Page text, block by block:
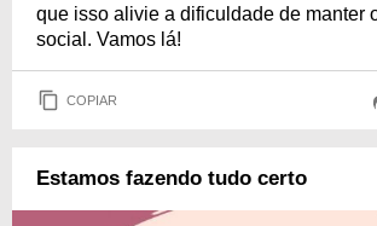
que isso alivie a dificuldade de manter
social. Vamos lá!
COPIAR
Estamos fazendo tudo certo